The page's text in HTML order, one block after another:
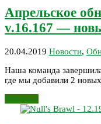
Апрельское
v.16.167 —
20.04.2019 Новости,
Наша команда
где мы добавили 2
Читать »